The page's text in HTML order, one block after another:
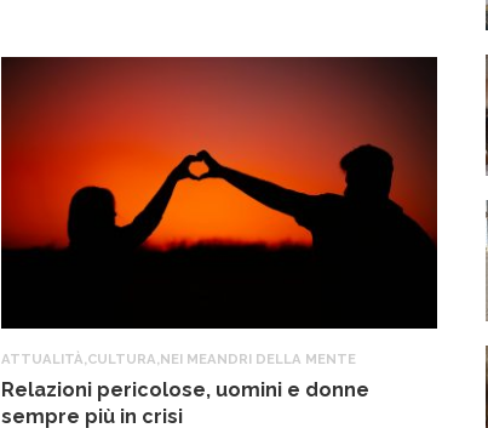
ATTUALITÀ CULTURA NEI MEANDRI DELLA MENTE
Relazioni pericolose, uomini e donne
sempre più in crisi